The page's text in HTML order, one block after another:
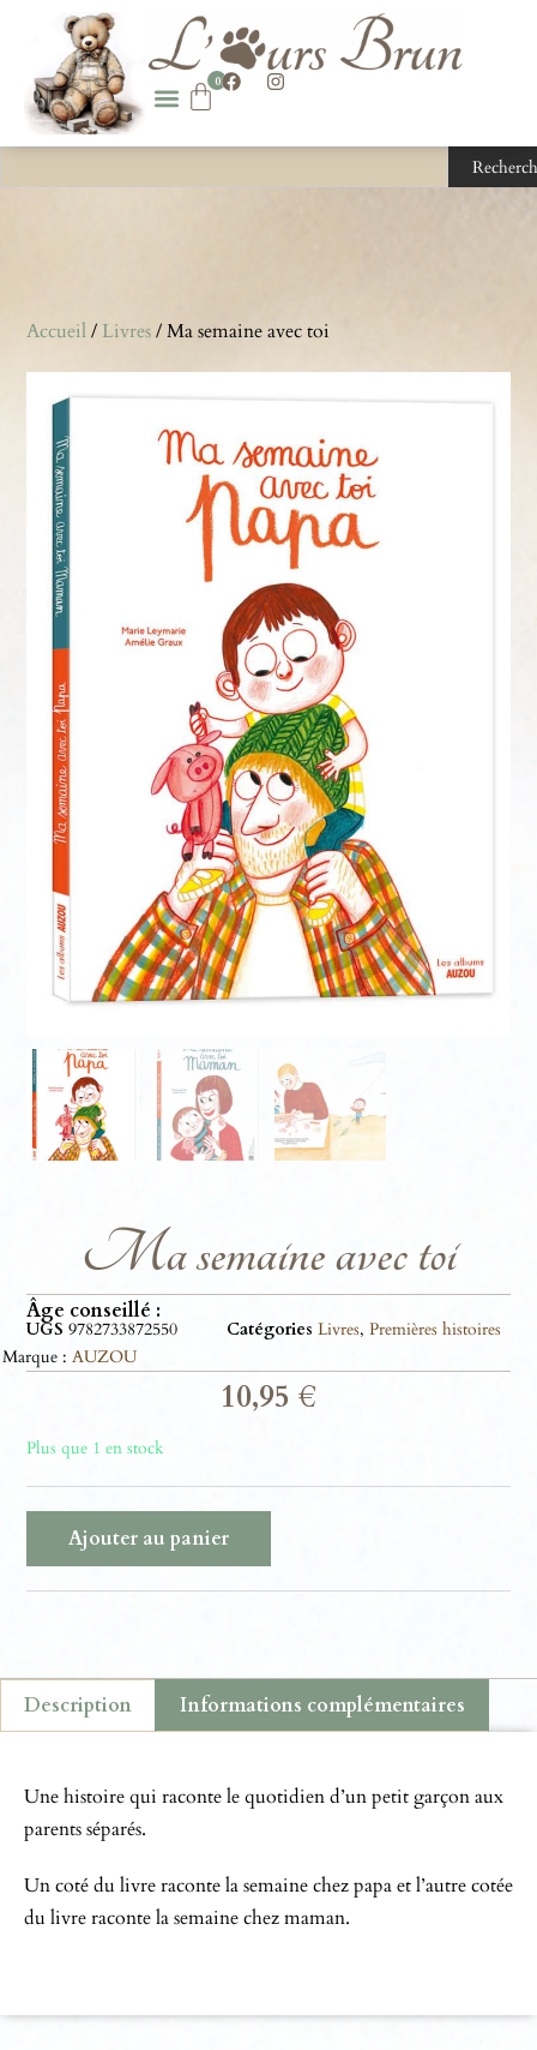
0
Accueil/Livres/ Ma semaine avec toi
Ma semaine avec toi
Âge conseillé :
UGS9782733872550 Catégories Livres,Premières histoires
Marque : AUZOU
10,95 €
Plus que 1 en stock
Ajouter au panier
Description Informations complémentaires
Une histoire qui raconte le quotidien d’un petit garçon aux
parents séparés.
Un coté du livre raconte la semaine chez papa et l’autre cotée
du livre raconte la semaine chez maman.